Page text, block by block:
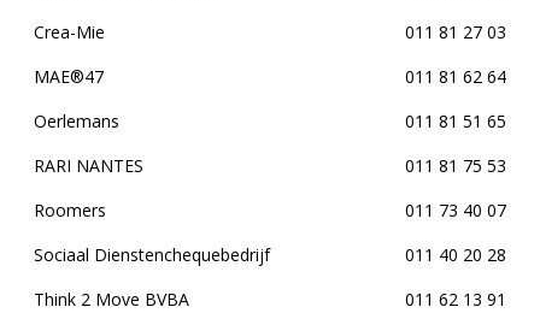
Crea-Mie
011 81 27 03
MAE®47
011 81 62 64
Oerlemans
011 81 51 65
RARI NANTES
011 81 75 53
Roomers
011 73 40 07
Sociaal Dienstenchequebedrijf
011 40 20 28
Think 2 Move BVBA
011 62 13 91